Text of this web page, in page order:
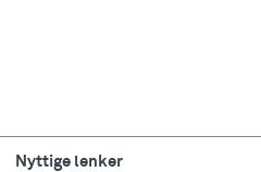
Nyttige lenker